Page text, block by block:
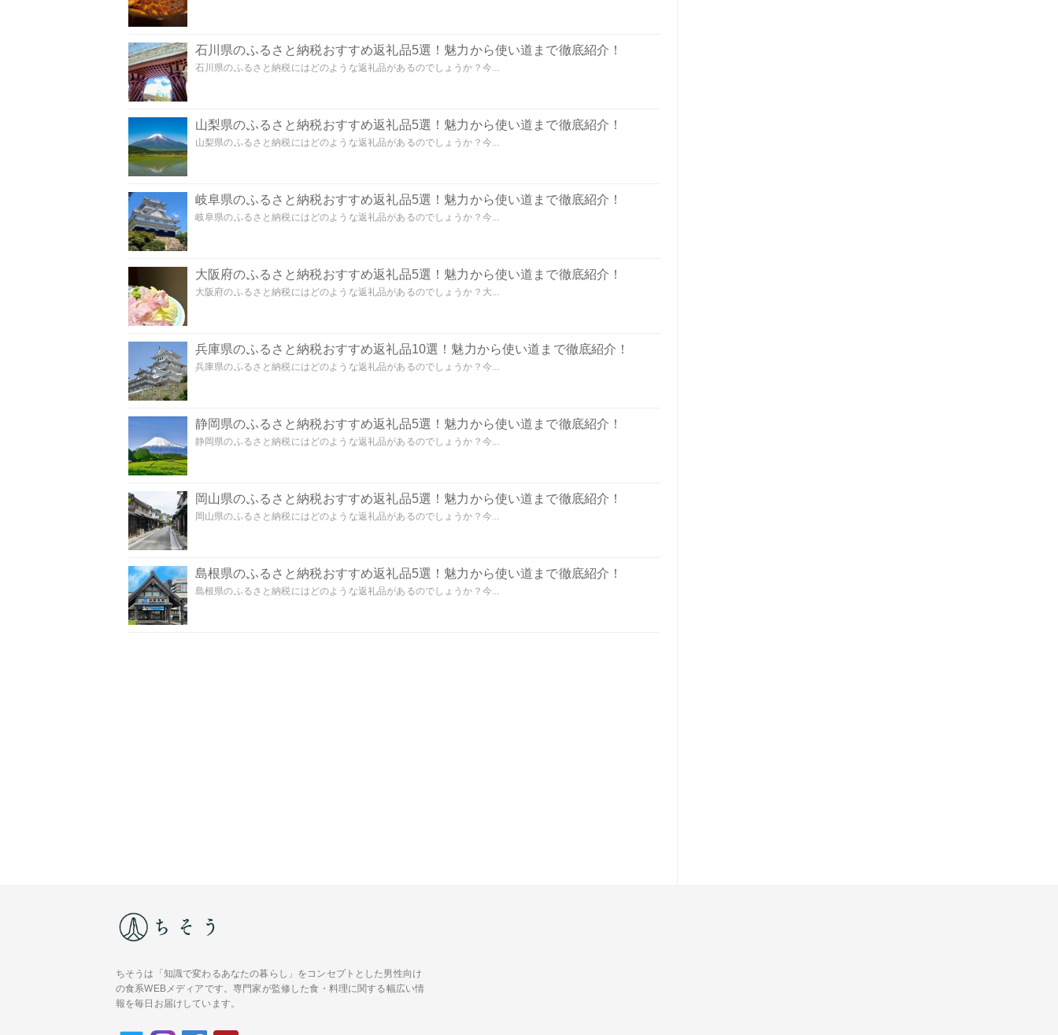
石川県のふるさと納税おすすめ返礼品5選！魅力から使い道まで徹底紹介！
石川県のふるさと納税にはどのような返礼品があるのでしょうか？今...
山梨県のふるさと納税おすすめ返礼品5選！魅力から使い道まで徹底紹介！
山梨県のふるさと納税にはどのような返礼品があるのでしょうか？今...
岐阜県のふるさと納税おすすめ返礼品5選！魅力から使い道まで徹底紹介！
岐阜県のふるさと納税にはどのような返礼品があるのでしょうか？今...
大阪府のふるさと納税おすすめ返礼品5選！魅力から使い道まで徹底紹介！
大阪府のふるさと納税にはどのような返礼品があるのでしょうか？大...
兵庫県のふるさと納税おすすめ返礼品10選！魅力から使い道まで徹底紹介！
兵庫県のふるさと納税にはどのような返礼品があるのでしょうか？今...
静岡県のふるさと納税おすすめ返礼品5選！魅力から使い道まで徹底紹介！
静岡県のふるさと納税にはどのような返礼品があるのでしょうか？今...
岡山県のふるさと納税おすすめ返礼品5選！魅力から使い道まで徹底紹介！
岡山県のふるさと納税にはどのような返礼品があるのでしょうか？今...
島根県のふるさと納税おすすめ返礼品5選！魅力から使い道まで徹底紹介！
島根県のふるさと納税にはどのような返礼品があるのでしょうか？今...
ちそうは「知識で変わるあなたの暮らし」をコンセプトとした男性向け
の食系WEBメディアです。専門家が監修した食・料理に関する幅広い情
報を毎日お届けしています。